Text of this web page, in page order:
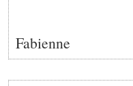
Fabienne